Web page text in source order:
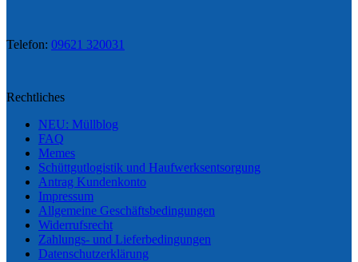
Telefon: 09621 320031
Rechtliches
NEU: Müllblog
FAQ
Memes
Schüttgutlogistik und Haufwerksentsorgung
Antrag Kundenkonto
Impressum
Allgemeine Geschäftsbedingungen
Widerrufsrecht
Zahlungs- und Lieferbedingungen
Datenschutzerklärung